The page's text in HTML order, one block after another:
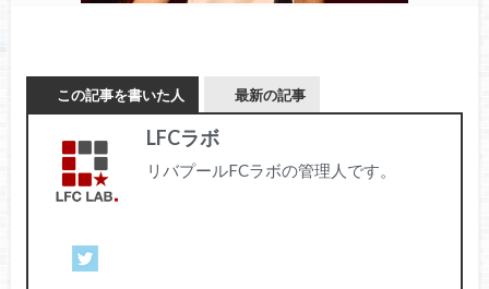
この記事を書いた人 最新の記事
LFCラボ
リバプールFCラボの管理人です。